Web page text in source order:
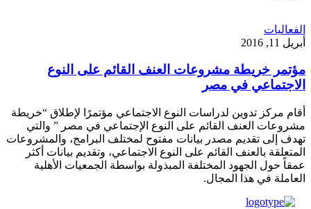
الفعاليات
أبريل 11, 2016
مؤتمر خريطة مشروعات العنف القائم على النوع
الاجتماعي في مصر
أقام مركز تدوين لدراسات النوع الاجتماعي مؤتمرًا لإطلاق “خريطة
مشروعات العنف القائم على النوع الإجتماعي في مصر ” والتي
تهدف إلى تقديم مصدر بيانات مفتوح لمختلف البرامج، والمشروعات
المتعلقة بالعنف القائم على النوع الاجتماعي، وتقديم بيانات أكثر
عمقاً حول الجهود المختلفة المبذولة بواسطة الجمعيات الأهلية
العاملة في هذا المجال.